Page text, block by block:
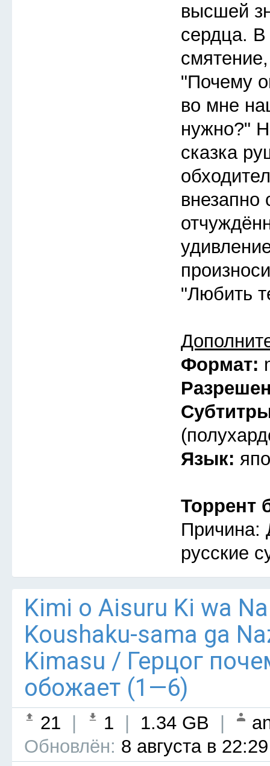
высшей
сердца.
"Почему
во мне
нужно?"
сказка
внезапно
"Любить
Формат:
Язык:
Торрент
Причина:
русские
Kimi o Aisuru Ki wa
Koushaku-sama ga
Kimasu / Герцог
обожает (1—6)
21 1 1.34 GB
Обновлён: 8 августа в 22:29